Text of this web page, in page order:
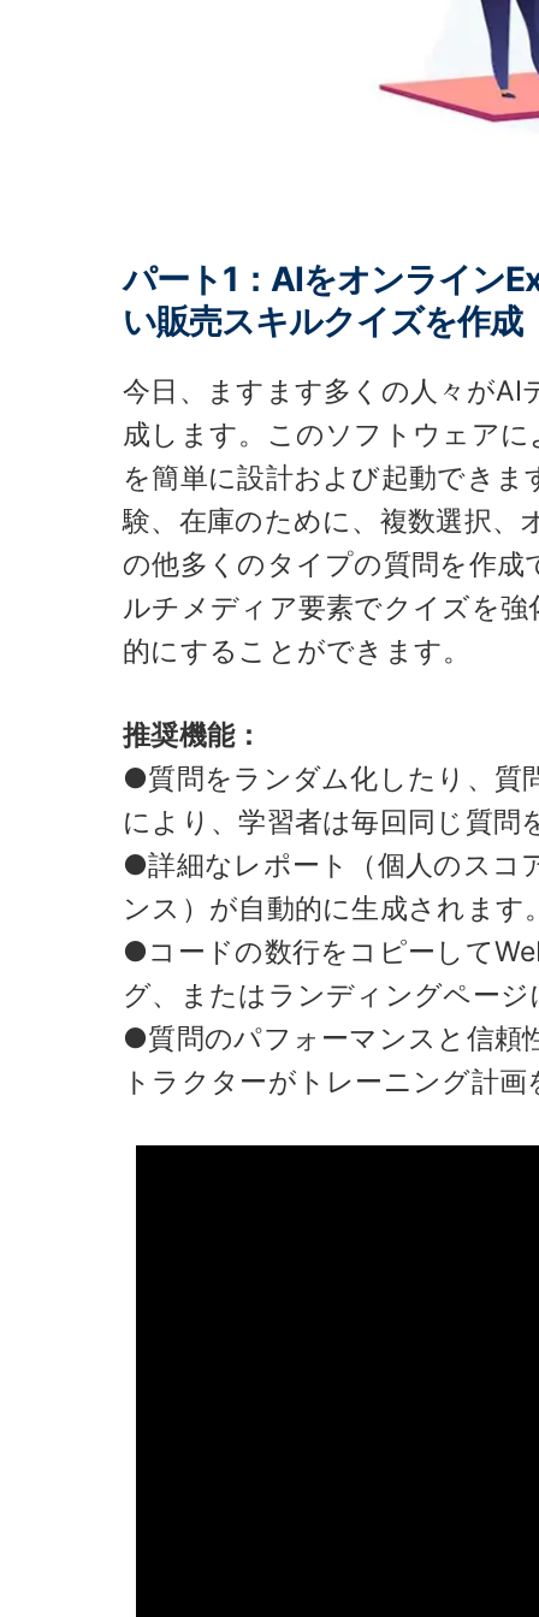
パート1：AIをオンライン
い販売スキルクイズを作成
今日、ますます多くの人々が
成します。このソフトウェア
を簡単に設計および起動でき
験、在庫のために、複数選択
の他多くのタイプの質問を作
ルチメディア要素でクイズを
的にすることができます。
推奨機能：
●質問をランダム化したり、質
により、学習者は毎回同じ質
●詳細なレポート（個人のスコ
ンス）が自動的に生成されます
●コードの数行をコピーして
グ、またはランディングペー
●質問のパフォーマンスと信頼
トラクターがトレーニング計